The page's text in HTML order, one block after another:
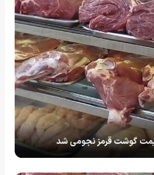
گوشت قرمز نجومی شد